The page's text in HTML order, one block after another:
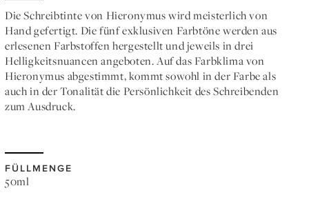
Die Schreibtinte von Hieronymus wird meisterlich von
Hand gefertigt. Die fünf exklusiven Farbtöne werden aus
erlesenen Farbstoffen hergestellt und jeweils in drei
Helligkeitsnuancen angeboten. Auf das Farbklima von
Hieronymus abgestimmt, kommt sowohl in der Farbe als
auch in der Tonalität die Persönlichkeit des Schreibenden
zum Ausdruck.
FÜLLMENGE
50ml